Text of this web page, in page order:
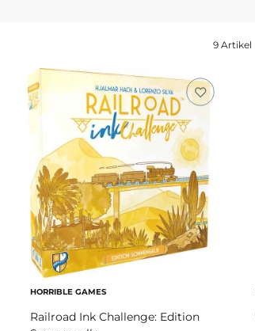
9 Artikel
HORRIBLE GAMES
Railroad Ink Challenge: Edition